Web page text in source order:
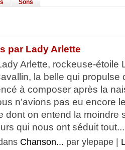
Sons
par Lady Arlette
Arlette, rockeuse-étoile
la belle qui
à composer après la
n’avions pas eu encore
dont on entend la moindre
qui nous ont séduit tout...
Chanson... par ylepape |